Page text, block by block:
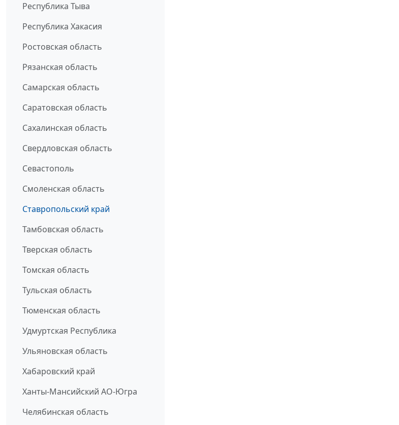
Республика Тыва
Республика Хакасия
Ростовская область
Рязанская область
Самарская область
Саратовская область
Сахалинская область
Свердловская область
Севастополь
Смоленская область
Ставропольский край
Тамбовская область
Тверская область
Томская область
Тульская область
Тюменская область
Удмуртская Республика
Ульяновская область
Хабаровский край
Ханты-Мансийский АО-Югра
Челябинская область